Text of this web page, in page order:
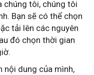
chúng tôi, chúng tôi
Bạn sẽ có thể chọn
tải lên các nguyên
đó chọn thời gian
nội dung của mình,